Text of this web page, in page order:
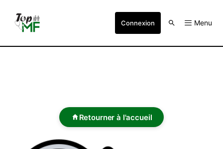
Connexion Menu
Retourner à l'accueil